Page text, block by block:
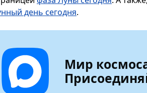
день сегодня.
Мир